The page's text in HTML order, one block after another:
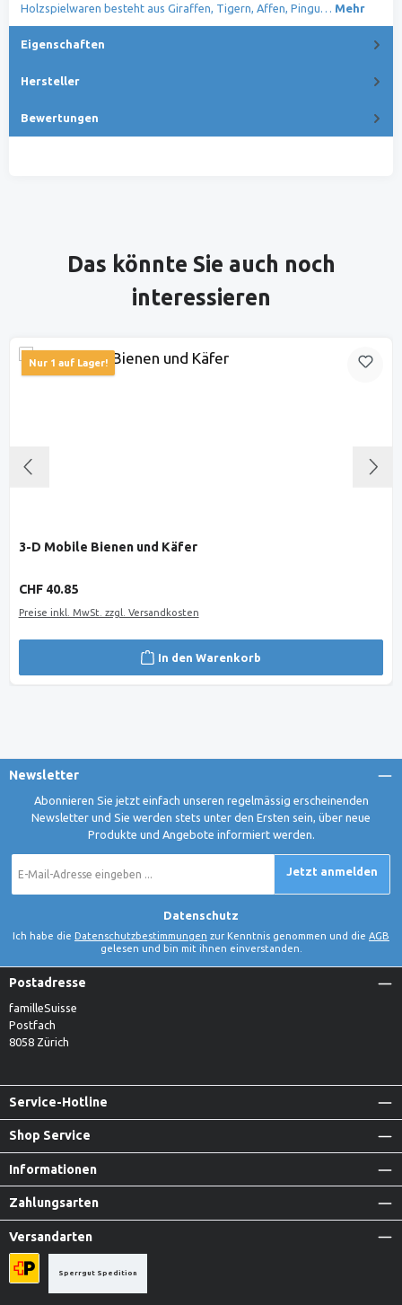
Holzspielwaren besteht aus Giraffen, Tigern, Affen, Pingu… Mehr
Eigenschaften
Hersteller
Bewertungen
Produktgalerie überspringen
Das könnte Sie auch noch
interessieren
Nur 1 auf Lager!
3-D Mobile Bienen und Käfer
Regulärer Preis:
CHF 40.85
Preise inkl. MwSt. zzgl. Versandkosten
In den Warenkorb
Newsletter
Abonnieren Sie jetzt einfach unseren regelmässig erscheinenden
Newsletter und Sie werden stets unter den Ersten sein, über neue
Produkte und Angebote informiert werden.
Mail-
Jetzt anmelden
Datenschutz
Ich habe die Datenschutzbestimmungen zur Kenntnis genommen und die AGB
gelesen und bin mit ihnen einverstanden.
Postadresse
familleSuisse
Postfach
8058 Zürich
Service-Hotline
Shop Service
Informationen
Zahlungsarten
Versandarten
Priority A-Post
Sperrgut Spedition